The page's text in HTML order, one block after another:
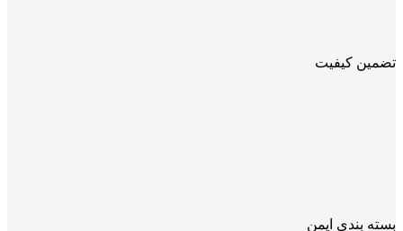
تضمین کیفیت
بسته بندی ایمن